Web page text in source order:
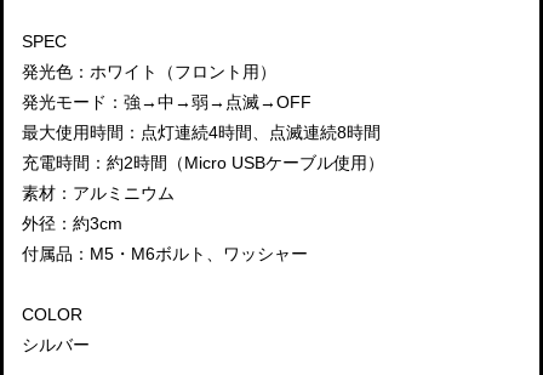
SPEC
発光色：ホワイト（フロント用）
発光モード：強→中→弱→点滅→OFF
最大使用時間：点灯連続4時間、点滅連続8時間
充電時間：約2時間（Micro USBケーブル使用）
素材：アルミニウム
外径：約3cm
付属品：M5・M6ボルト、ワッシャー
COLOR
シルバー